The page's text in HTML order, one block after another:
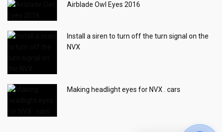
Airblade Owl Eyes 2016
Install a siren to turn off the turn signal on the
NVX
Making headlight eyes for NVX . cars